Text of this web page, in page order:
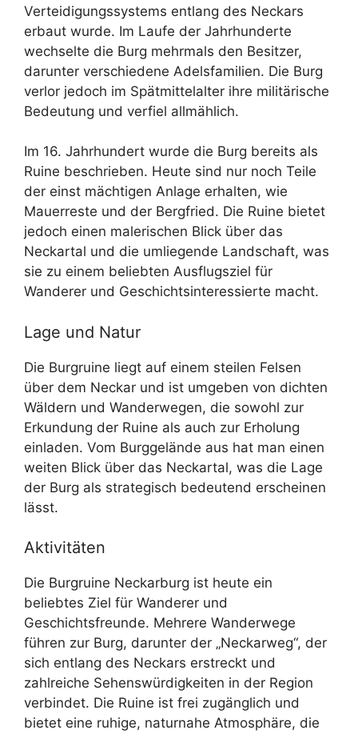
Verteidigungssystems entlang des Neckars
erbaut wurde. Im Laufe der Jahrhunderte
wechselte die Burg mehrmals den Besitzer,
darunter verschiedene Adelsfamilien. Die Burg
verlor jedoch im Spätmittelalter ihre militärische
Bedeutung und verfiel allmählich.
Im 16. Jahrhundert wurde die Burg bereits als
Ruine beschrieben. Heute sind nur noch Teile
der einst mächtigen Anlage erhalten, wie
Mauerreste und der Bergfried. Die Ruine bietet
jedoch einen malerischen Blick über das
Neckartal und die umliegende Landschaft, was
sie zu einem beliebten Ausflugsziel für
Wanderer und Geschichtsinteressierte macht.
Lage und Natur
Die Burgruine liegt auf einem steilen Felsen
über dem Neckar und ist umgeben von dichten
Wäldern und Wanderwegen, die sowohl zur
Erkundung der Ruine als auch zur Erholung
einladen. Vom Burggelände aus hat man einen
weiten Blick über das Neckartal, was die Lage
der Burg als strategisch bedeutend erscheinen
lässt.
Aktivitäten
Die Burgruine Neckarburg ist heute ein
beliebtes Ziel für Wanderer und
Geschichtsfreunde. Mehrere Wanderwege
führen zur Burg, darunter der „Neckarweg“, der
sich entlang des Neckars erstreckt und
zahlreiche Sehenswürdigkeiten in der Region
verbindet. Die Ruine ist frei zugänglich und
bietet eine ruhige, naturnahe Atmosphäre, die